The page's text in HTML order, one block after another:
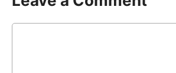
Comment